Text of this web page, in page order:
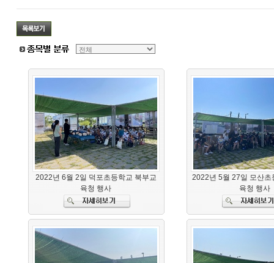
2022년 6월 2일 덕포초등학교 북부교
육청 행사
2022년 5월 27일 모산초
육청 행사